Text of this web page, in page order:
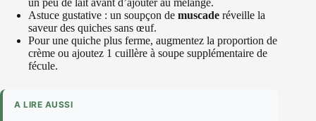
un peu de lait avant d’ajouter au mélange.
Astuce gustative : un soupçon de muscade réveille la
saveur des quiches sans œuf.
Pour une quiche plus ferme, augmentez la proportion de
crème ou ajoutez 1 cuillère à soupe supplémentaire de
fécule.
A LIRE AUSSI